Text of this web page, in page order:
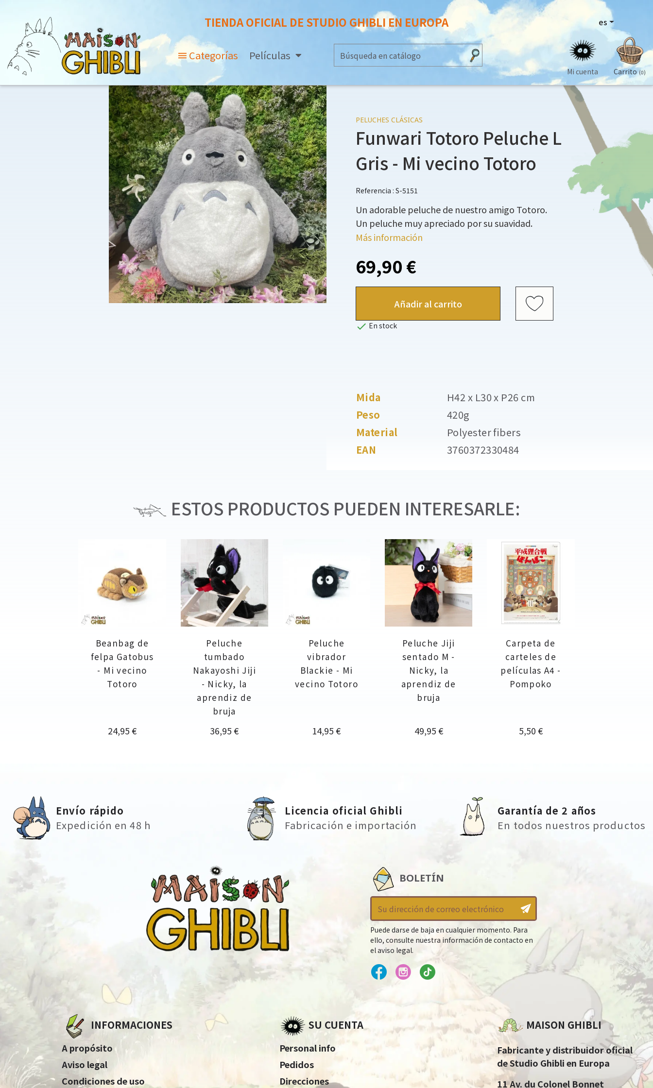
TIENDA OFICIAL DE STUDIO GHIBLI EN EUROPA
Categorías Películas
es
Mi cuenta Carrito (0)
PELUCHES CLÁSICAS
Funwari Totoro Peluche L
Gris - Mi vecino Totoro
Referencia : S-5151
Un adorable peluche de nuestro amigo Totoro.
Un peluche muy apreciado por su suavidad.
Más información
69,90 €
Añadir al carrito
 En stock
Mida
H42 x L30 x P26 cm
Peso
420g
Material
Polyester fibers
EAN
3760372330484
ESTOS PRODUCTOS PUEDEN INTERESARLE:
Beanbag de
felpa Gatobus
- Mi vecino
Totoro
Precio
24,95 €
Peluche
tumbado
Nakayoshi Jiji
- Nicky, la
aprendiz de
bruja
Precio
36,95 €
Peluche
vibrador
Blackie - Mi
vecino Totoro
Precio
14,95 €
Peluche Jiji
sentado M -
Nicky, la
aprendiz de
bruja
Precio
49,95 €
Carpeta de
carteles de
películas A4 -
Pompoko
Precio
5,50 €
Envío rápido
Expedición en 48 h
Licencia oficial Ghibli
Fabricación e importación
Garantía de 2 años
En todos nuestros productos
BOLETÍN
Puede darse de baja en cualquier momento. Para
ello, consulte nuestra información de contacto en
el aviso legal.
INFORMACIONES
A propósito
Aviso legal
Condiciones de uso
SU CUENTA
Personal info
Pedidos
Direcciones
MAISON GHIBLI
Fabricante y distribuidor oficial
de Studio Ghibli en Europa
11 Av. du Colonel Bonnet